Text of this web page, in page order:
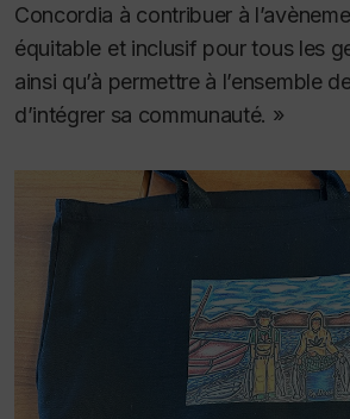
Concordia à contribuer à
équitable et inclusif pour tous les
ainsi qu’à permettre à l’ensemble
d’intégrer sa communauté. »